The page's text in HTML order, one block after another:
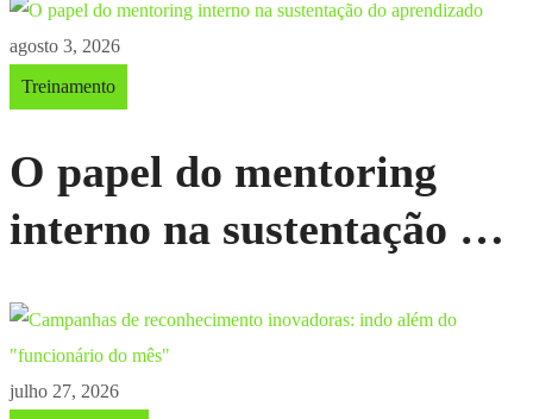
agosto 3, 2026
Treinamento
O papel do mentoring
interno na sustentação do
julho 27, 2026